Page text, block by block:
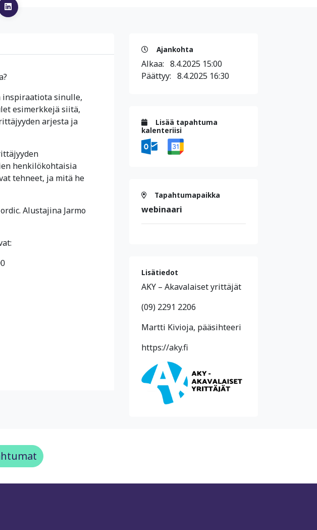
inspiraatiota sinulle,
esimerkkejä siitä,
arjesta ja
henkilökohtaisia
tehneet, ja mitä he
Alustajina Jarmo
Ajankohta
Alkaa: 8.4.2025 15:00
Päättyy: 8.4.2025 16:30
Lisää tapahtuma
kalenteriisi
Tapahtumapaikka
webinaari
Lisätiedot
AKY – Akavalaiset yrittäjät
(09) 2291 2206
Martti Kivioja, pääsihteeri
https://aky.fi